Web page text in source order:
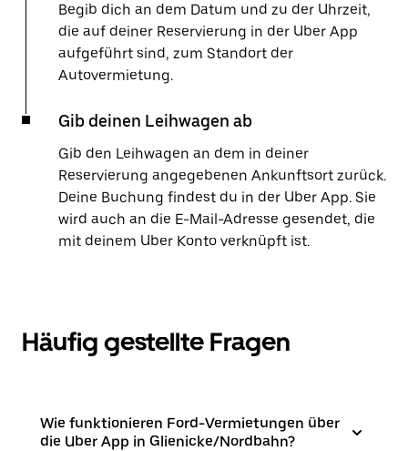
Begib dich an dem Datum und zu der Uhrzeit,
die auf deiner Reservierung in der Uber App
aufgeführt sind, zum Standort der
Autovermietung.
Gib deinen Leihwagen ab
Gib den Leihwagen an dem in deiner
Reservierung angegebenen Ankunftsort zurück.
Deine Buchung findest du in der Uber App. Sie
wird auch an die E-Mail-Adresse gesendet, die
mit deinem Uber Konto verknüpft ist.
Häufig gestellte Fragen
Wie funktionieren Ford-Vermietungen über
die Uber App in Glienicke/Nordbahn?